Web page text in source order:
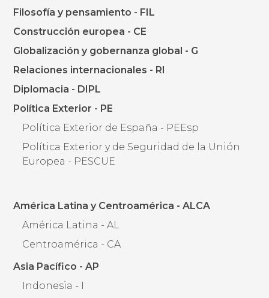
Filosofía y pensamiento - FIL
Construcción europea - CE
Globalización y gobernanza global - G
Relaciones internacionales - RI
Diplomacia - DIPL
Política Exterior - PE
Política Exterior de España - PEEsp
Política Exterior y de Seguridad de la Unión
Europea - PESCUE
América Latina y Centroamérica - ALCA
América Latina - AL
Centroamérica - CA
Asia Pacífico - AP
Indonesia - I